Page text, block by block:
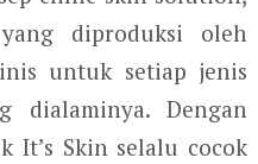
diproduksi oleh
untuk setiap jenis
dialaminya. Dengan
It’s Skin selalu cocok